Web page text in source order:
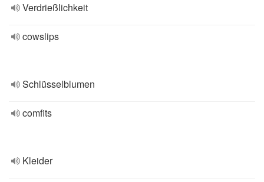
Verdrießlichkeit
cowslips
Schlüsselblumen
comfits
Kleider